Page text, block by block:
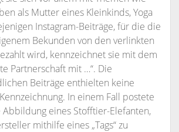
als Mutter eines Kleinkinds, Yoga
Instagram-Beiträge, für die die
Bekunden von den verlinkten
wird, kennzeichnet sie mit dem
Partnerschaft mit …“. Die
Beiträge enthielten keine
In einem Fall postete
eines Stofftier-Elefanten,
mithilfe eines „Tags“ zu